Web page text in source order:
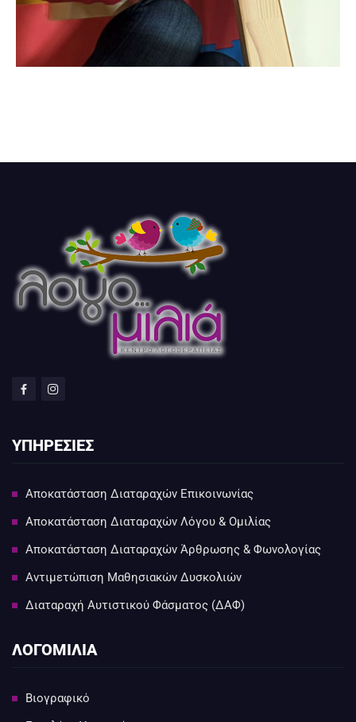
ΥΠΗΡΕΣΙΕΣ
Αποκατάσταση Διαταραχών Επικοινωνίας
Αποκατάσταση Διαταραχών Λόγου & Ομιλίας
Αποκατάσταση Διαταραχών Άρθρωσης & Φωνολογίας
Αντιμετώπιση Μαθησιακών Δυσκολιών
Διαταραχή Αυτιστικού Φάσματος (ΔΑΦ)
ΛΟΓΟΜΙΛΙΑ
Βιογραφικό